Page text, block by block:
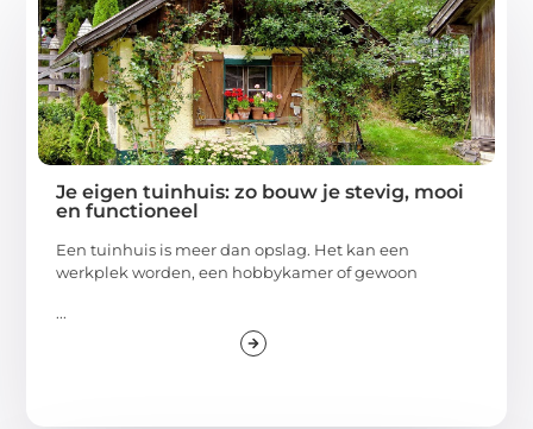
Je eigen tuinhuis: zo bouw je stevig, mooi
en functioneel
Een tuinhuis is meer dan opslag. Het kan een
werkplek worden, een hobbykamer of gewoon
...